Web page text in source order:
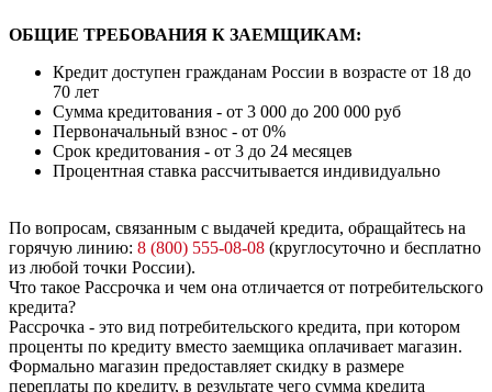
ОБЩИЕ ТРЕБОВАНИЯ К ЗАЕМЩИКАМ:
Кредит доступен гражданам России в возрасте от 18 до
70 лет
Сумма кредитования - от 3 000 до 200 000 руб
Первоначальный взнос - от 0%
Срок кредитования - от 3 до 24 месяцев
Процентная ставка рассчитывается индивидуально
По вопросам, связанным с выдачей кредита, обращайтесь на
горячую линию: 8 (800) 555-08-08 (круглосуточно и бесплатно
из любой точки России).
Что такое Рассрочка и чем она отличается от потребительского
кредита?
Рассрочка - это вид потребительского кредита, при котором
проценты по кредиту вместо заемщика оплачивает магазин.
Формально магазин предоставляет скидку в размере
переплаты по кредиту, в результате чего сумма кредита